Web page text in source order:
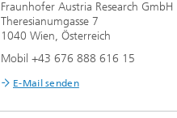
Fraunhofer Austria Research GmbH
Theresianumgasse 7
1040 Wien, Österreich
Mobil +43 676 888 616 15
E-Mail senden